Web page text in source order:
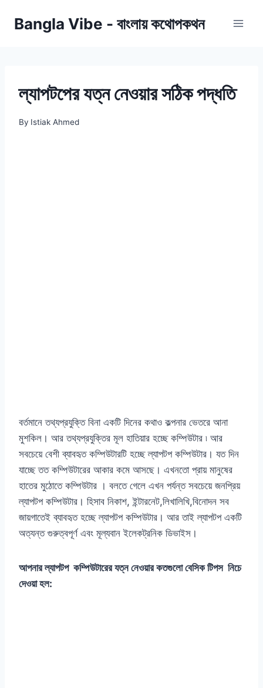
Bangla Vibe - বাংলায় কথোপকথন
ল্যাপটপের যত্ন নেওয়ার সঠিক পদ্ধতি
By Istiak Ahmed
বর্তমানে তথ্যপ্রযুক্তি বিনা একটি দিনের কথাও কল্পনার ভেতরে আনা
মুশকিল। আর তথ্যপ্রযুক্তির মূল হাতিয়ার হচ্ছে কম্পিউটার ৷ আর
সবচেয়ে বেশী ব্যাবহৃত কম্পিউটারটি হচ্ছে ল্যাপটপ কম্পিউটার। যত দিন
যাচ্ছে তত কম্পিউটারের আকার কমে আসছে। এখনতো প্রায় মানুষের
হাতের মুঠোতে কম্পিউটার । বলতে গেলে এখন পর্যন্ত সবচেয়ে জনপ্রিয়
ল্যাপটপ কম্পিউটার। হিসাব নিকাশ, ইন্টারনেট,লিখালিখি,বিনোদন সব
জায়গাতেই ব্যাবহৃত হচ্ছে ল্যাপটপ কম্পিউটার। আর তাই ল্যাপটপ একটি
অত্যন্ত গুরুত্বপূর্ণ এবং মূল্যবান ইলেকট্রনিক ডিভাইস।
আপনার ল্যাপটপ কম্পিউটারের যত্ন নেওয়ার কতগুলো বেসিক টিপস নিচে
দেওয়া হল: